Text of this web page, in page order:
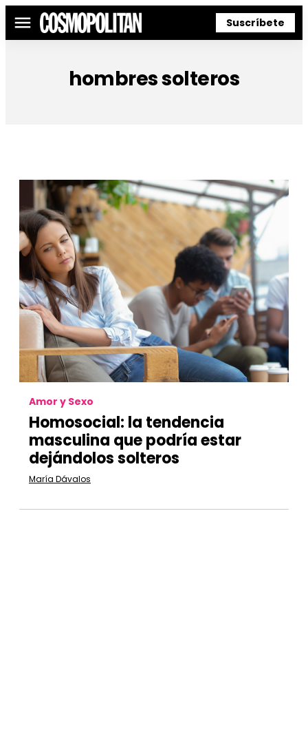
Menú Suscríbete
hombres solteros
Amor y Sexo
Homosocial: la tendencia
masculina que podría estar
dejándolos solteros
María Dávalos